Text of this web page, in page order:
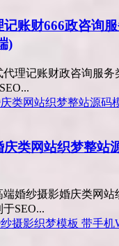
账财666政咨询
)
理记账财政咨询服务
类网站织梦整站
纱摄影婚庆类网站
SEO...